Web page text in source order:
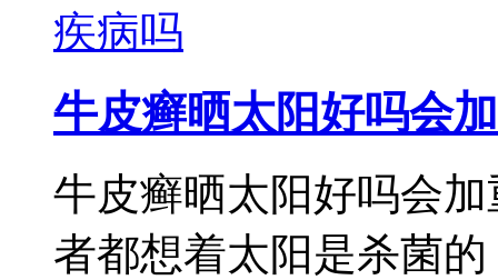
牛皮癣晒太阳好吗会加
牛皮癣晒太阳好吗会
者都想着太阳是杀菌